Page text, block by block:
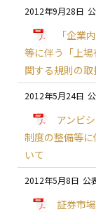
2012年9月28日
「企業
等に伴う「上
関する規則の
2012年5月24日
アンビ
制度の整備等
いて
2012年5月8日
証券市